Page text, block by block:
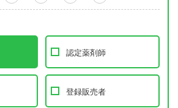
認定薬剤師
登録販売者